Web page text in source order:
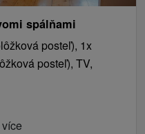
spálňami
posteľ), 1x
posteľ), TV,